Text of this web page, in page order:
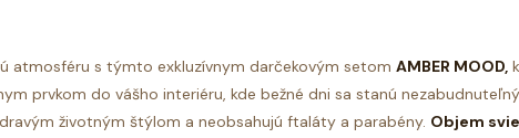
atmosféru s týmto exkluzívnym darčekovým setom AMBER MOOD,
prvkom do vášho interiéru, kde bežné dni sa stanú
životným štýlom a neobsahujú ftaláty a parabény. Objem